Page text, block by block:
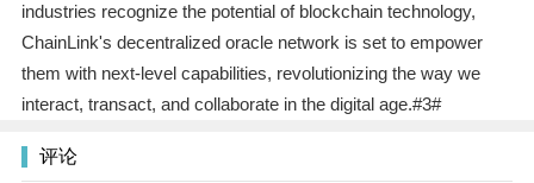
industries recognize the potential of blockchain technology,
ChainLink's decentralized oracle network is set to empower
them with next-level capabilities, revolutionizing the way we
interact, transact, and collaborate in the digital age.#3#
评论